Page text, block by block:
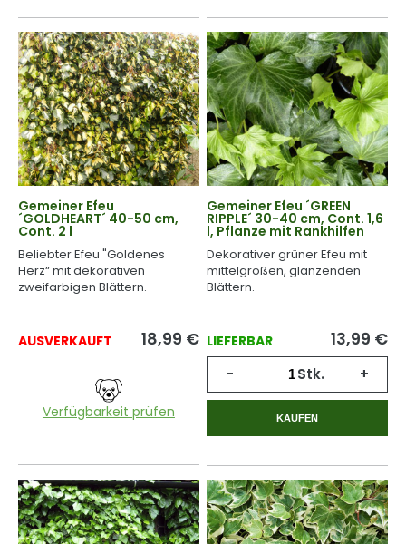
Gemeiner Efeu
´GOLDHEART´ 40-50 cm,
Cont. 2 l
Beliebter Efeu "Goldenes
Herz“ mit dekorativen
zweifarbigen Blättern.
AUSVERKAUFT 18,99 €
Verfügbarkeit prüfen
Gemeiner Efeu ´GREEN
RIPPLE´ 30-40 cm, Cont. 1,6
l, Pflanze mit Rankhilfen
Dekorativer grüner Efeu mit
mittelgroßen, glänzenden
Blättern.
LIEFERBAR 13,99 €
- Stk. +
KAUFEN